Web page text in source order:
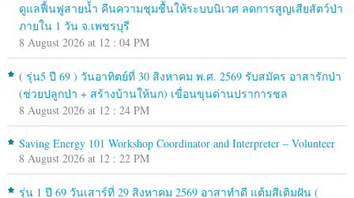
ดูแลฟื้นฟูสายน้ำ คืนความชุมชื้นให้ระบบนิเวศ ลดการสูญเสียสัตว์ป่า
ภายใน 1 วัน จ.เพชรบุรี
8 August 2026 at 12 : 04 PM
( รุ่น5 ปี 69 ) วันอาทิตย์ที่ 30 สิงหาคม พ.ศ. 2569 รับสมัคร อาสารักป่า
(ช่วยปลูกป่า + สร้างบ้านให้นก) เขื่อนขุนด่านปราการชล
8 August 2026 at 12 : 24 PM
Saving Energy 101 Workshop Coordinator and Interpreter – Volunteer
8 August 2026 at 12 : 22 PM
รุ่น 1 ปี 69 วันเสาร์ที่ 29 สิงหาคม 2569 อาสาทำดี แต้มสีเติมฝัน (